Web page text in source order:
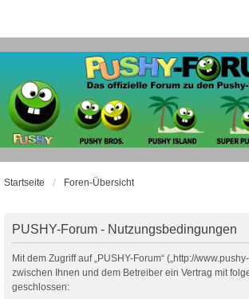
Startseite Foren-Übersicht
PUSHY-Forum - Nutzungsbedingungen
Mit dem Zugriff auf „PUSHY-Forum“ („http://
zwischen Ihnen und dem Betreiber ein Vertrag mit
geschlossen: